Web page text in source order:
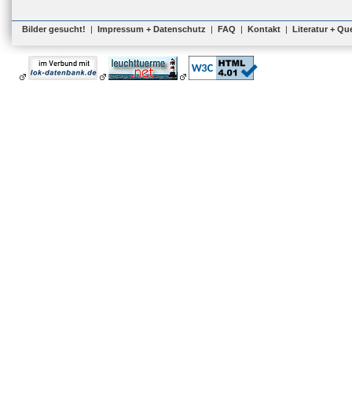
Bilder gesucht! | Impressum + Datenschutz | FAQ | Kontakt | Literatur +